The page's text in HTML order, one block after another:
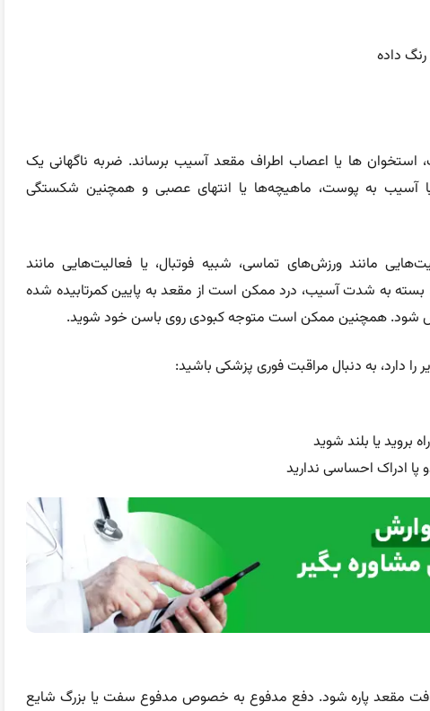
رنگ داده
استخوان ها یا اعصاب اطراف مقعد آسیب برساند. ضربه ناگهانی یک
به پوست، ماهیچه‌ها یا انتهای عصبی و همچنین شکستگی
مانند ورزش‌های تماسی، شبیه فوتبال، یا فعالیت‌هایی مانند
بسته به شدت آسیب، درد ممکن است از مقعد به پایین کمرتابیده شده
شود. همچنین ممکن است متوجه کبودی روی باسن خود شوید.
را دارد، به دنبال مراقبت فوری پزشکی باشید:
بروید یا بلند شوید
ادراک احساسی ندارید
مقعد پاره شود. دفع مدفوع به خصوص مدفوع سفت یا بزرگ شایع